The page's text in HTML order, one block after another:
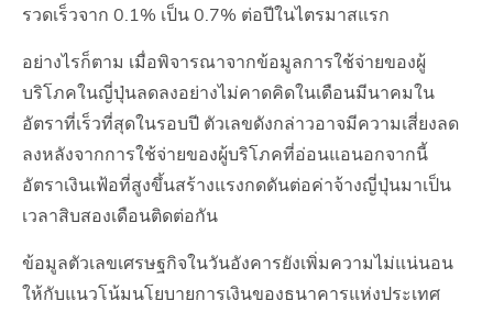
รวดเร็วจาก 0.1% เป็น 0.7% ต่อปีในไตรมาสแรก
อย่างไรก็ตาม เมื่อพิจารณาจากข้อมูลการใช้จ่ายของผู้
บริโภคในญี่ปุ่นลดลงอย่างไม่คาดคิดในเดือนมีนาคมใน
อัตราที่เร็วที่สุดในรอบปี ตัวเลขดังกล่าวอาจมีความเสี่ยงลด
ลงหลังจากการใช้จ่ายของผู้บริโภคที่อ่อนแอนอกจากนี้
อัตราเงินเฟ้อที่สูงขึ้นสร้างแรงกดดันต่อค่าจ้างญี่ปุ่นมาเป็น
เวลาสิบสองเดือนติดต่อกัน
ข้อมูลตัวเลขเศรษฐกิจในวันอังคารยังเพิ่มความไม่แน่นอน
ให้กับแนวโน้มนโยบายการเงินของธนาคารแห่งประเทศ